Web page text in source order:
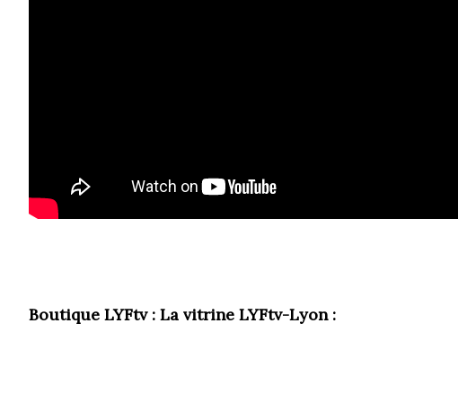
Boutique LYFtv : La vitrine LYFtv-Lyon :